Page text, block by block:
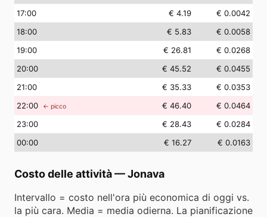
17:00 € 4.19
€ 0.0042
18:00 € 5.83
€ 0.0058
19:00 € 26.81
€ 0.0268
20:00 € 45.52
€ 0.0455
21:00 € 35.33
€ 0.0353
22:00 ← picco € 46.40
€ 0.0464
23:00 € 28.43
€ 0.0284
00:00 € 16.27 € 0.0163
Costo delle attività—Jonava
Intervallo = costo nell'ora più economica di oggi vs.
la più cara. Media = media odierna. La pianificazione